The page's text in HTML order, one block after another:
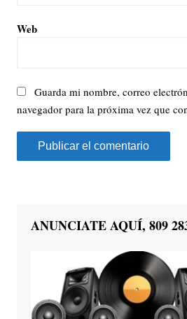
Web
Guarda mi nombre, correo
navegador para la próxima vez que
ANUNCIATE AQUÍ, 809